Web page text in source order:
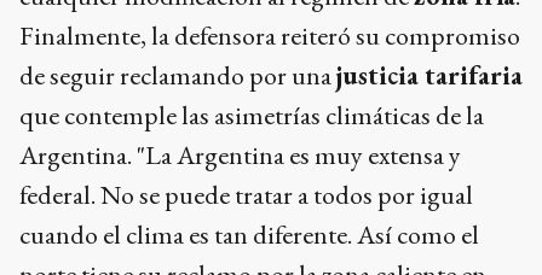
Finalmente, la defensora reiteró su compromiso
de seguir reclamando por unajusticia tarifaria
que contemple las asimetrías climáticas de la
Argentina. "La Argentina es muy extensa y
federal. No se puede tratar a todos por igual
cuando el clima es tan diferente. Así como el